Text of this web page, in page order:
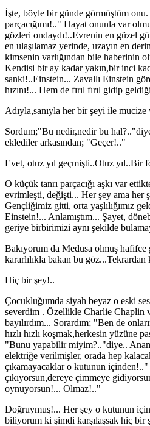
İşte, böyle bir günde görmüştüm
parçacığımı!.." Hayat onunla var
gözleri ondaydı!..Evrenin en güzel
en ulaşılamaz yerinde, uzayın en
kimsenin varlığından bile haberinin
Kendisi bir ay kadar yakın,bir inci
sanki!..Einstein... Zavallı Einstein
hızını!... Hem de fırıl fırıl gidip
Adıyla,sanıyla her bir şeyi ile mucize
Sordum;"Bu nedir,nedir bu
eklediler arkasından; "Geçer!.."
Evet, otuz yıl geçmişti..Otuz yıl..Bir
O küçük tanrı parçacığı aşkı var
evrimleşti, değişti... Her şey ama her
Gençliğimiz gitti, orta yaşlılığımız
Einstein!... Anlamıştım... Şayet,
geriye birbirimizi aynı şekilde
Bakıyorum da Medusa olmuş hafifce
kararlılıkla bakan bu göz...Tekrardan
Hiç bir şey!..
Çocukluğumda siyah beyaz o eski
severdim . Özellikle Charlie
bayılırdım... Sorardım; "Ben de
hızlı hızlı koşmak,herkesin yüzüne
"Bunu yapabilir miyim?.."diye..
elektriğe verilmişler, orada hep
çıkamayacaklar o kutunun
çıkıyorsun,dereye çimmeye
oynuyorsun!... Olmaz!.."
Doğruymuş!... Her şey o kutunun
biliyorum ki şimdi karşılaşsak hiç bir